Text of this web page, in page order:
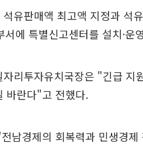
유판매액 최고액 지정과 석
에 특별신고센터를 설치·운
리투자유치국장은 "긴급 지
바란다"고 전했다.
남경제의 회복력과 민생경